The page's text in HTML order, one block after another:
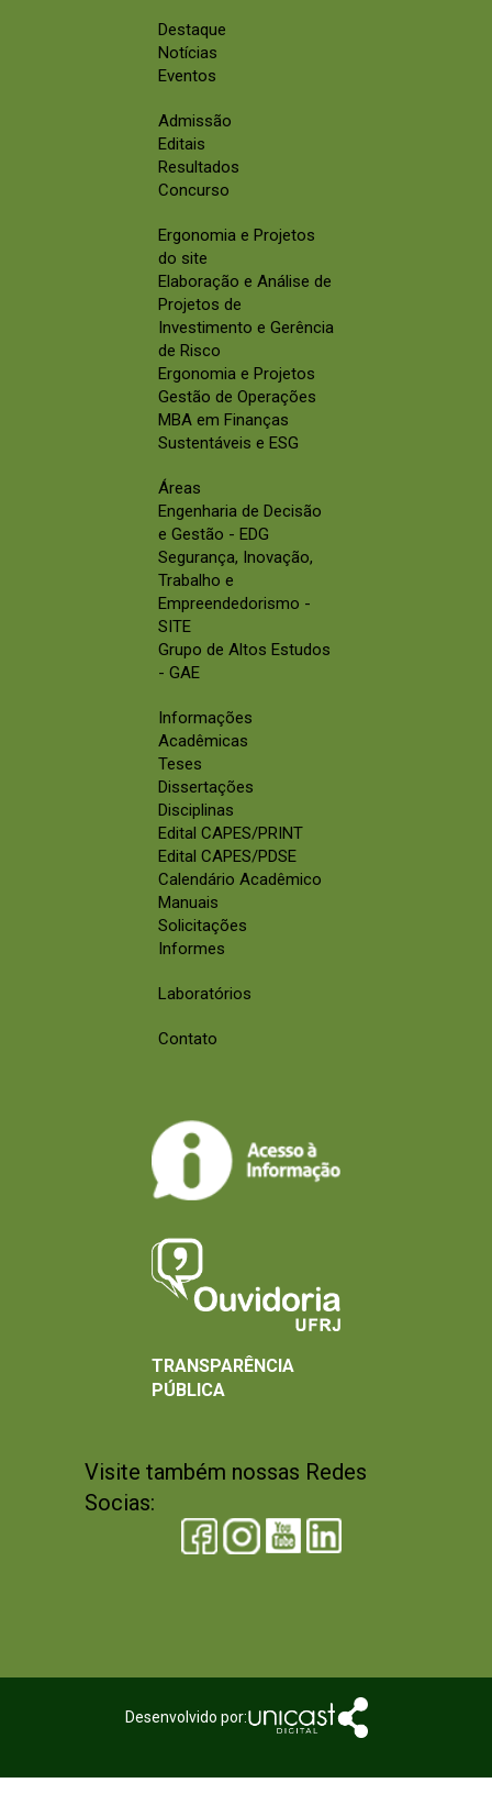
Destaque
Notícias
Eventos
Admissão
Editais
Resultados
Concurso
Ergonomia e Projetos
do site
Elaboração e Análise de
Projetos de
Investimento e Gerência
de Risco
Ergonomia e Projetos
Gestão de Operações
MBA em Finanças
Sustentáveis e ESG
Áreas
Engenharia de Decisão
e Gestão - EDG
Segurança, Inovação,
Trabalho e
Empreendedorismo -
SITE
Grupo de Altos Estudos
- GAE
Informações
Acadêmicas
Teses
Dissertações
Disciplinas
Edital CAPES/PRINT
Edital CAPES/PDSE
Calendário Acadêmico
Manuais
Solicitações
Informes
Laboratórios
Contato
Visite também nossas Redes
Socias:
TRANSPARÊNCIA
PÚBLICA
Desenvolvido por: